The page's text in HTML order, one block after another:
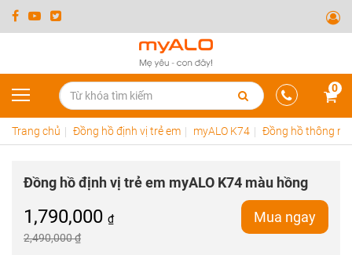
0
Trang chủ Đồng hồ định vị trẻ em myALO K74 Đồng hồ thông
Đồng hồ định vị trẻ em myALO K74 màu hồng
Mua ngay
1,790,000 ₫
2,490,000 ₫